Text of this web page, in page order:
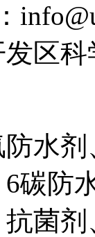
区
水
碳防
菌